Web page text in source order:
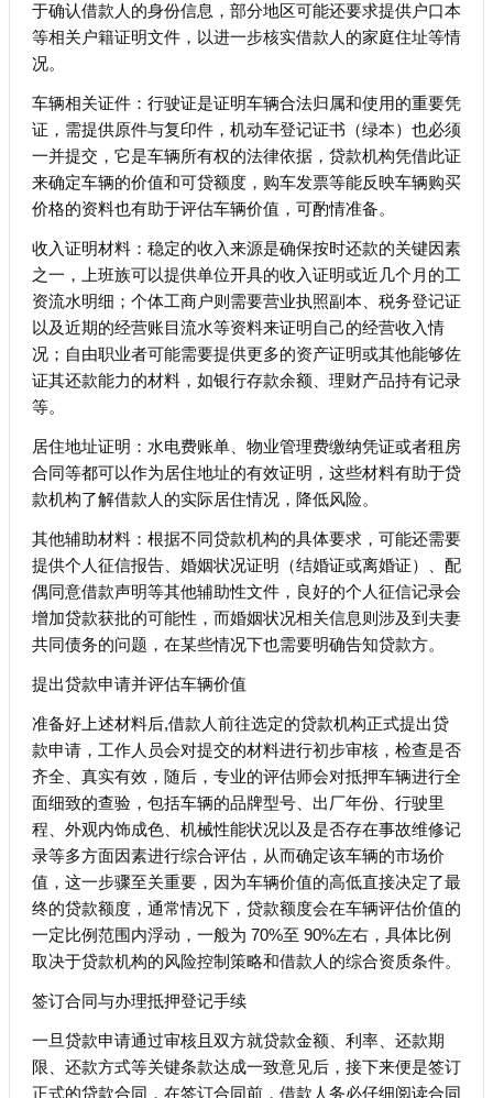
于确认借款人的身份信息，部分地区可能还要求提供户口本
等相关户籍证明文件，以进一步核实借款人的家庭住址等情
况。
车辆相关证件：行驶证是证明车辆合法归属和使用的重要凭
证，需提供原件与复印件，机动车登记证书（绿本）也必须
一并提交，它是车辆所有权的法律依据，贷款机构凭借此证
来确定车辆的价值和可贷额度，购车发票等能反映车辆购买
价格的资料也有助于评估车辆价值，可酌情准备。
收入证明材料：稳定的收入来源是确保按时还款的关键因素
之一，上班族可以提供单位开具的收入证明或近几个月的工
资流水明细；个体工商户则需要营业执照副本、税务登记证
以及近期的经营账目流水等资料来证明自己的经营收入情
况；自由职业者可能需要提供更多的资产证明或其他能够佐
证其还款能力的材料，如银行存款余额、理财产品持有记录
等。
居住地址证明：水电费账单、物业管理费缴纳凭证或者租房
合同等都可以作为居住地址的有效证明，这些材料有助于贷
款机构了解借款人的实际居住情况，降低风险。
其他辅助材料：根据不同贷款机构的具体要求，可能还需要
提供个人征信报告、婚姻状况证明（结婚证或离婚证）、配
偶同意借款声明等其他辅助性文件，良好的个人征信记录会
增加贷款获批的可能性，而婚姻状况相关信息则涉及到夫妻
共同债务的问题，在某些情况下也需要明确告知贷款方。
提出贷款申请并评估车辆价值
准备好上述材料后,借款人前往选定的贷款机构正式提出贷
款申请，工作人员会对提交的材料进行初步审核，检查是否
齐全、真实有效，随后，专业的评估师会对抵押车辆进行全
面细致的查验，包括车辆的品牌型号、出厂年份、行驶里
程、外观内饰成色、机械性能状况以及是否存在事故维修记
录等多方面因素进行综合评估，从而确定该车辆的市场价
值，这一步骤至关重要，因为车辆价值的高低直接决定了最
终的贷款额度，通常情况下，贷款额度会在车辆评估价值的
一定比例范围内浮动，一般为 70%至 90%左右，具体比例
取决于贷款机构的风险控制策略和借款人的综合资质条件。
签订合同与办理抵押登记手续
一旦贷款申请通过审核且双方就贷款金额、利率、还款期
限、还款方式等关键条款达成一致意见后，接下来便是签订
正式的贷款合同，在签订合同前，借款人务必仔细阅读合同